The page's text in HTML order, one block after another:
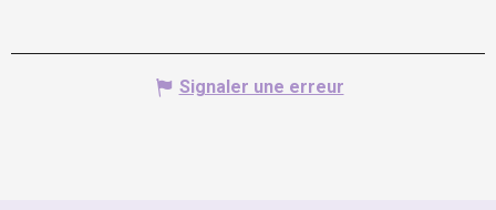
Signaler une erreur